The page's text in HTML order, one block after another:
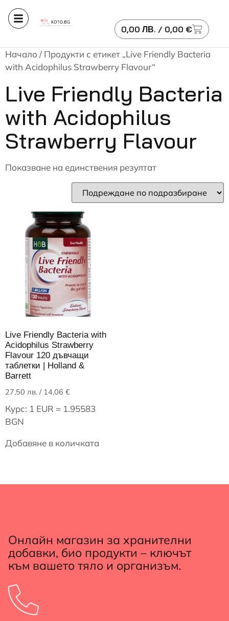
0,00 ЛВ. / 0,00 €
Начало / Продукти с етикет „Live Friendly Bacteria
with Acidophilus Strawberry Flavour“
Live Friendly Bacteria
with Acidophilus
Strawberry Flavour
Показване на единствения резултат
Live Friendly Bacteria with
Acidophilus Strawberry
Flavour 120 дъвчащи
таблетки | Holland &
Barrett
27,50 лв. / 14,06 €
Курс: 1 EUR = 1.95583
BGN
Добавяне в количката
Онлайн магазин за хранителни
добавки, био продукти – ключът
към вашето тяло и организъм.